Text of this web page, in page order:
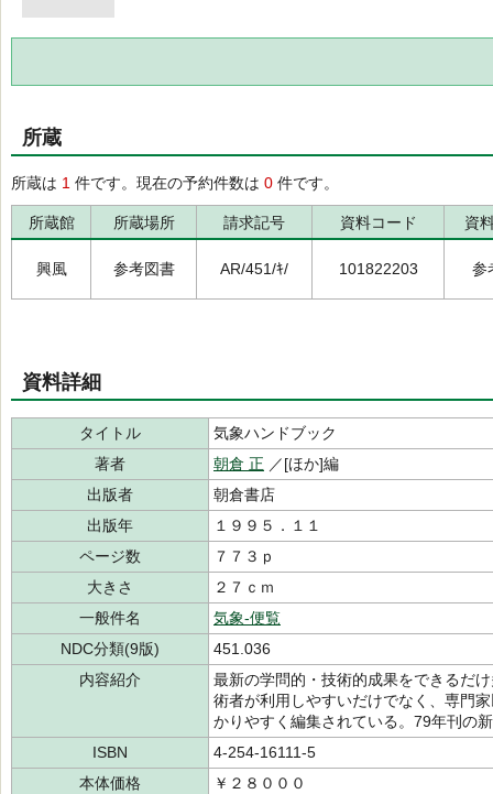
所蔵
所蔵は 1 件です。現在の予約件数は 0 件です。
所蔵館 所蔵場所 請求記号 資料コード 資
興風 参考図書 AR/451/ｷ/ 101822203 参
資料詳細
タイトル
気象ハンドブック
著者
朝倉 正 ／[ほか]編
出版者
朝倉書店
出版年
１９９５．１１
ページ数
７７３ｐ
大きさ
２７ｃｍ
一般件名
気象-便覧
NDC分類(9版)
451.036
内容紹介
最新の学問的・技術的成果をできるだ
術者が利用しやすいだけでなく、専門
かりやすく編集されている。79年刊の
ISBN
4-254-16111-5
本体価格
￥２８０００